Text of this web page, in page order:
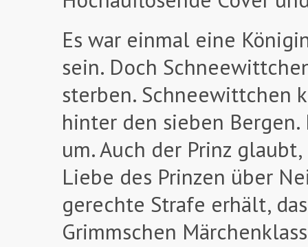
Es war einmal eine
sein. Doch
sterben. Schneewittchen
hinter den sieben
um. Auch der Prinz
Liebe des Prinzen über
gerechte Strafe erhält,
Grimmschen